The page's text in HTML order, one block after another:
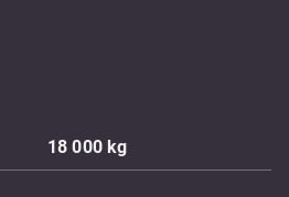
18 000kg